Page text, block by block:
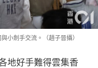
小劍手交流。（趙子晉攝）
地好手難得雲集香